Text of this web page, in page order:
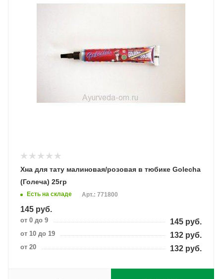
Хна для тату малиновая/розовая в тюбике Golecha
(Голеча) 25гр
Есть на складе Арт.: 771800
145 руб.
от 0 до 9 145 руб.
от 10 до 19 132 руб.
от 20 132 руб.